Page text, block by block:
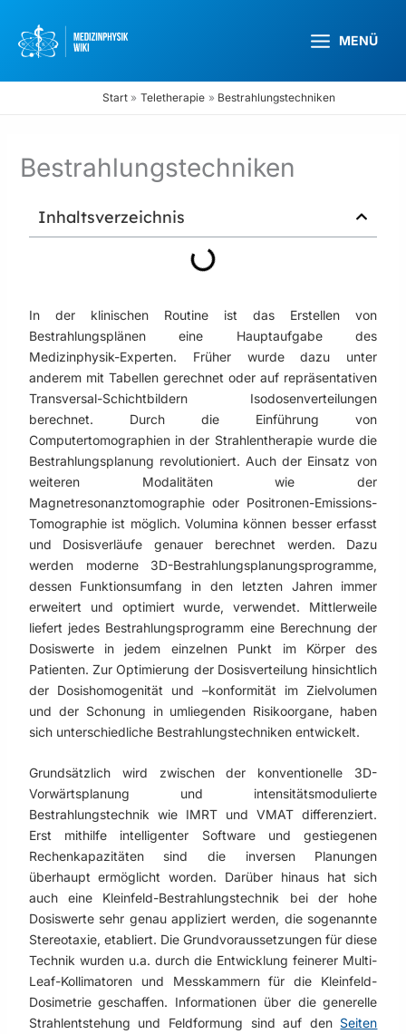
Inhalt
springen
MENÜ
Start Teletherapie Bestrahlungstechniken
Bestrahlungstechniken
Inhaltsverzeichnis
In der klinischen Routine ist das Erstellen von
Bestrahlungsplänen eine Hauptaufgabe des
Medizinphysik-Experten. Früher wurde dazu unter
anderem mit Tabellen gerechnet oder auf repräsentativen
Transversal-Schichtbildern Isodosenverteilungen
berechnet. Durch die Einführung von
Computertomographien in der Strahlentherapie wurde die
Bestrahlungsplanung revolutioniert. Auch der Einsatz von
weiteren Modalitäten wie der
Magnetresonanztomographie oder Positronen-Emissions-
Tomographie ist möglich. Volumina können besser erfasst
und Dosisverläufe genauer berechnet werden. Dazu
werden moderne 3D-Bestrahlungsplanungsprogramme,
dessen Funktionsumfang in den letzten Jahren immer
erweitert und optimiert wurde, verwendet. Mittlerweile
liefert jedes Bestrahlungsprogramm eine Berechnung der
Dosiswerte in jedem einzelnen Punkt im Körper des
Patienten. Zur Optimierung der Dosisverteilung hinsichtlich
der Dosishomogenität und –konformität im Zielvolumen
und der Schonung in umliegenden Risikoorgane, haben
sich unterschiedliche Bestrahlungstechniken entwickelt.
Grundsätzlich wird zwischen der konventionelle 3D-
Vorwärtsplanung und intensitätsmodulierte
Bestrahlungstechnik wie IMRT und VMAT differenziert.
Erst mithilfe intelligenter Software und gestiegenen
Rechenkapazitäten sind die inversen Planungen
überhaupt ermöglicht worden. Darüber hinaus hat sich
auch eine Kleinfeld-Bestrahlungstechnik bei der hohe
Dosiswerte sehr genau appliziert werden, die sogenannte
Stereotaxie, etabliert. Die Grundvoraussetzungen für diese
Technik wurden u.a. durch die Entwicklung feinerer Multi-
Leaf-Kollimatoren und Messkammern für die Kleinfeld-
Dosimetrie geschaffen. Informationen über die generelle
Strahlentstehung und Feldformung sind auf den Seiten